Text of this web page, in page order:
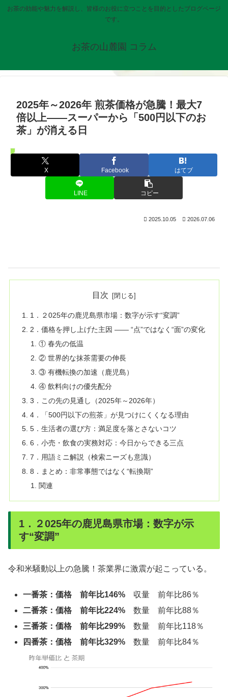
お茶の効能や魅力を解説し、皆様のお役に立つことを目的としたブログページ
です。
お茶の山麓園 コラム
2025年～2026年 煎茶価格が急騰！最大7
倍以上——スーパーから「500円以下のお
茶」が消える日
お知らせ
X Facebook はてブ
LINE コピー
2025.10.05 2026.07.06
目次
1．２025年の鹿児島県市場：数字が示す“変調”
2．価格を押し上げた主因 —— “点”ではなく“面”の変化
① 春先の低温
② 世界的な抹茶需要の伸長
③ 有機転換の加速（鹿児島）
④ 飲料向けの優先配分
3．この先の見通し（2025年～2026年）
4．「500円以下の煎茶」が見つけにくくなる理由
5．生活者の選び方：満足度を落とさないコツ
6．小売・飲食の実務対応：今日からできる三点
7．用語ミニ解説（検索ニーズも意識）
8．まとめ：非常事態ではなく“転換期”
関連
1．２025年の鹿児島県市場：数字が示
す“変調”
令和米騒動以上の急騰！茶業界に激震が起こっている。
一番茶：価格 前年比146% 収量 前年比86％
二番茶：価格 前年比224% 数量 前年比88％
三番茶：価格 前年比299% 数量 前年比118％
四番茶：価格 前年比329% 数量 前年比84％